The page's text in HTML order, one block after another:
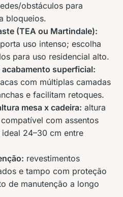
obstáculos para
bloqueios.
(TEA ou Martindale):
uso intenso; escolha
para uso residencial alto.
superficial:
com múltiplas camadas
e facilitam retoques.
mesa x cadeira: altura
com assentos
24–30 cm entre
revestimentos
e tampo com proteção
de manutenção a longo